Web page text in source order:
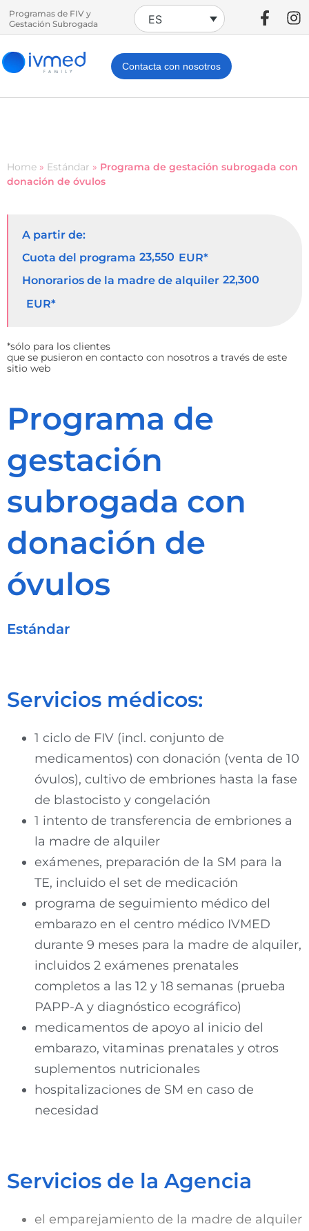
Programas de FIV y
Gestación Subrogada
ES
Contacta con nosotros
Home » Estándar » Programa de gestación subrogada con
donación de óvulos
A partir de:
Cuota del programa 23,550 EUR*
Honorarios de la madre de alquiler 22,300
EUR*
*sólo para los clientes
que se pusieron en contacto con nosotros a través de este
sitio web
Programa de
gestación
subrogada con
donación de
óvulos
Estándar
Servicios médicos:
1 ciclo de FIV (incl. conjunto de
medicamentos) con donación (venta de 10
óvulos), cultivo de embriones hasta la fase
de blastocisto y congelación
1 intento de transferencia de embriones a
la madre de alquiler
exámenes, preparación de la SM para la
TE, incluido el set de medicación
programa de seguimiento médico del
embarazo en el centro médico IVMED
durante 9 meses para la madre de alquiler,
incluidos 2 exámenes prenatales
completos a las 12 y 18 semanas (prueba
PAPP-A y diagnóstico ecográfico)
medicamentos de apoyo al inicio del
embarazo, vitaminas prenatales y otros
suplementos nutricionales
hospitalizaciones de SM en caso de
necesidad
Servicios de la Agencia
el emparejamiento de la madre de alquiler